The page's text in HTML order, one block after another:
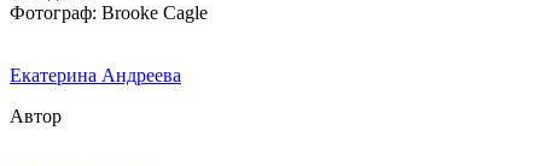
Фотограф: Brooke Cagle
Екатерина Андреева
Автор